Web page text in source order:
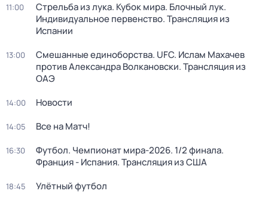
11:00
Стрельба из лука. Кубок мира. Блочный лук.
Индивидуальное первенство. Трансляция из
Испании
13:00
Смешанные единоборства. UFC. Ислам Махачев
против Александра Волкановски. Трансляция из
ОАЭ
14:00 Новости
14:05 Все на Матч!
16:30
Футбол. Чемпионат мира-2026. 1/2 финала.
Франция - Испания. Трансляция из США
18:45 Улётный футбол